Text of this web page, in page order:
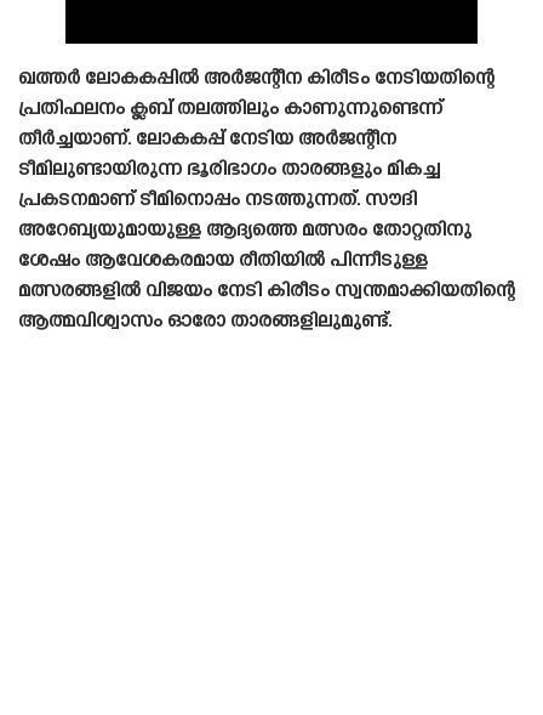
ഖത്തർ ലോകകപ്പിൽ അർജന്റീന കിരീടം നേടിയതിന്റെ
പ്രതിഫലനം ക്ലബ് തലത്തിലും കാണുന്നുണ്ടെന്ന്
തീർച്ചയാണ്. ലോകകപ്പ് നേടിയ അർജന്റീന
ടീമിലുണ്ടായിരുന്ന ഭൂരിഭാഗം താരങ്ങളും മികച്ച
പ്രകടനമാണ് ടീമിനൊപ്പം നടത്തുന്നത്. സൗദി
അറേബ്യയുമായുള്ള ആദ്യത്തെ മത്സരം തോറ്റതിനു
ശേഷം ആവേശകരമായ രീതിയിൽ പിന്നീടുള്ള
മത്സരങ്ങളിൽ വിജയം നേടി കിരീടം സ്വന്തമാക്കിയതിന്റെ
ആത്മവിശ്വാസം ഓരോ താരങ്ങളിലുമുണ്ട്.